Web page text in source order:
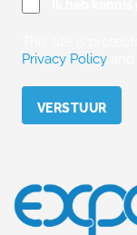
Privacy Policy